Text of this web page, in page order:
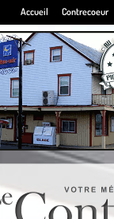
Accueil Contrecoeur